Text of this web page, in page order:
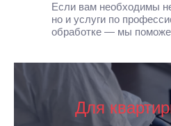
Если вам необходимы
но и услуги по
обработке — мы
Для